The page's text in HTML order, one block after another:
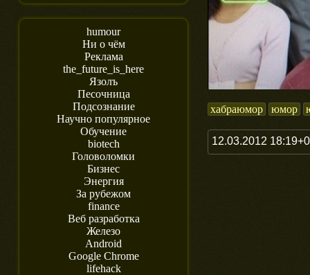
humour
Ни о чём
Реклама
the_future_is_here
Язолъ
Песочница
Подсознание
Научно популярное
Обучение
biotech
Головоломки
Бизнес
Энергия
За рубежом
finance
Веб разработка
Железо
Android
Google Chrome
lifehack
хабраюмор юмор
12.03.2012